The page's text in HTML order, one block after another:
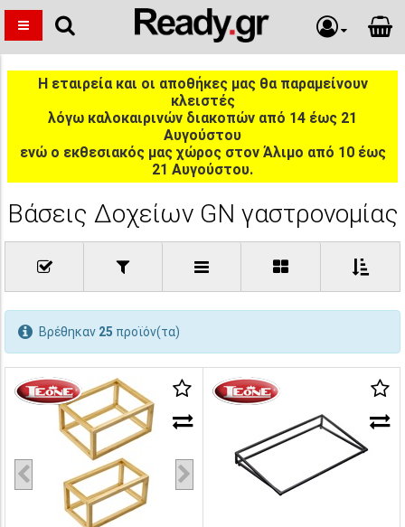
Η εταιρεία και οι αποθήκες μας θα παραμείνουν
κλειστές
λόγω καλοκαιρινών διακοπών από 14 έως 21
Αυγούστου
ενώ ο εκθεσιακός μας χώρος στον Άλιμο από 10 έως
21 Αυγούστου.
Βάσεις Δοχείων GN γαστρονομίας
Βρέθηκαν 25 προϊόν(τα)